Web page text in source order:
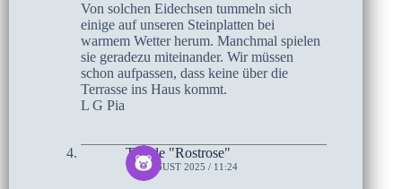
Von solchen Eidechsen tummeln sich
einige auf unseren Steinplatten bei
warmem Wetter herum. Manchmal spielen
sie geradezu miteinander. Wir müssen
schon aufpassen, dass keine über die
Terrasse ins Haus kommt.
L G Pia
Traude "Rostrose"
14. AUGUST 2025 / 11:24